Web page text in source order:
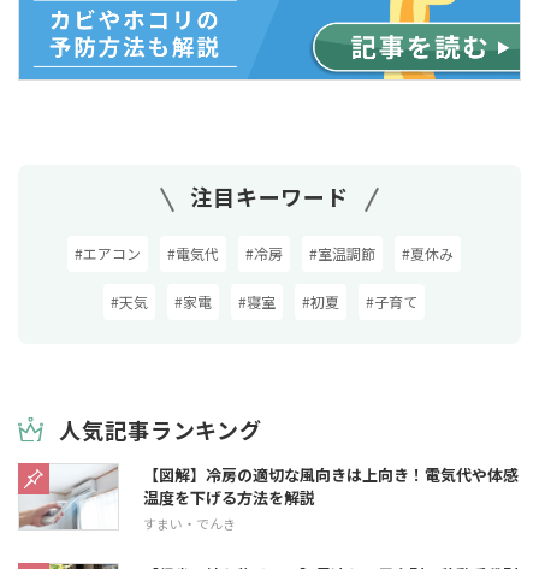
注目キーワード
#エアコン #電気代 #冷房 #室温調節 #夏休み
#天気 #家電 #寝室 #初夏 #子育て
人気記事ランキング
【図解】冷房の適切な風向きは上向き！電気代や体感
温度を下げる方法を解説
すまい・でんき